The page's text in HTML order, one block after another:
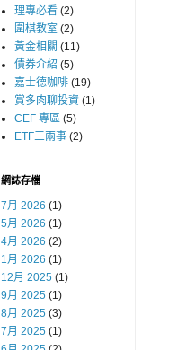
理專必看 (2)
圍棋教室 (2)
黃金相關 (11)
債券介紹 (5)
嘉士德咖啡 (19)
賞多肉聊投資 (1)
CEF 專區 (5)
ETF三兩事 (2)
網誌存檔
7月 2026 (1)
5月 2026 (1)
4月 2026 (2)
1月 2026 (1)
12月 2025 (1)
9月 2025 (1)
8月 2025 (3)
7月 2025 (1)